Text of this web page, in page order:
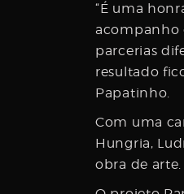
“É uma
acompanho
parcerias
resultado
Papatinho.
Com uma
Hungria,
obra de arte.